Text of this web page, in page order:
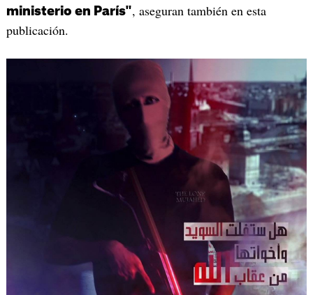
ministerio en París", aseguran también en esta
publicación.